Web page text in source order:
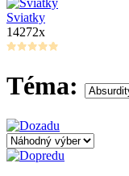
Sviatky
14272x
Téma: